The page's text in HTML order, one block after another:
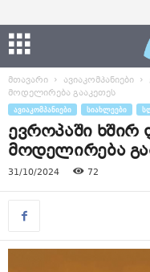
მთავარი ავიაკომპანიები
მოდელირება გააკეთეს
ᲐᲕᲘᲐᲙᲝᲛᲞᲐᲜᲘᲔᲑᲘ ᲡᲘᲐᲮᲚᲔᲔᲑᲘ
ევროპაში ხშირ
მოდელირება
31/10/2024 72